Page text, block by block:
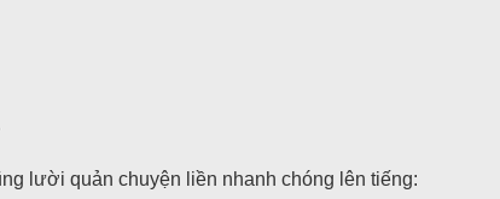
lười quản chuyện liền nhanh chóng lên tiếng: